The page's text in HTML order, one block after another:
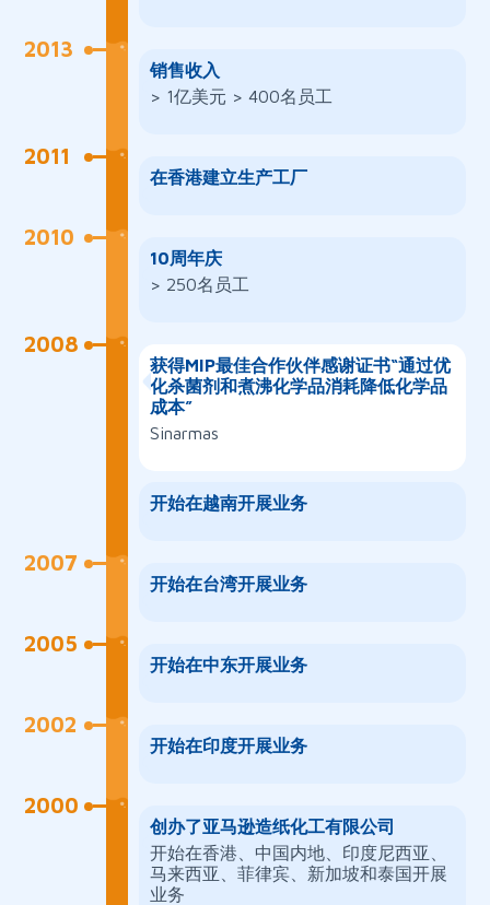
2013
销售收入
> 1亿美元 > 400名员工
2011
在香港建立生产工厂
2010
10周年庆
> 250名员工
2008
获得MIP最佳合作伙伴感谢证书“通过优
化杀菌剂和煮沸化学品消耗降低化学品
成本”
Sinarmas
开始在越南开展业务
2007
开始在台湾开展业务
2005
开始在中东开展业务
2002
开始在印度开展业务
2000
创办了亚马逊造纸化工有限公司
开始在香港、中国内地、印度尼西亚、
马来西亚、菲律宾、新加坡和泰国开展
业务